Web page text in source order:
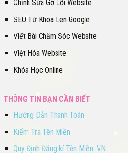
Chỉnh Sửa Gỡ Lỗi Website
SEO Từ Khóa Lên Google
Viết Bài Chăm Sóc Website
Việt Hóa Website
Khóa Học Online
THÔNG TIN BẠN CẦN BIẾT
Hướng Dẫn Thanh Toán
Kiểm Tra Tên Miền
Quy Định Đăng kí Tên Miền .VN